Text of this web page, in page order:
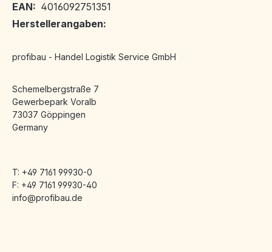
EAN: 4016092751351
Herstellerangaben:
profibau - Handel Logistik Service GmbH
Schemelbergstraße 7
Gewerbepark Voralb
73037 Göppingen
Germany
T: +49 7161 99930-0
F: +49 7161 99930-40
info@profibau.de